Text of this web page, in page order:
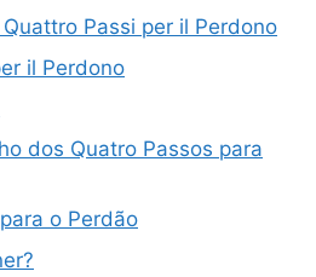
Passi per il Perdono
il Perdono
dos Quatro Passos para
o Perdão